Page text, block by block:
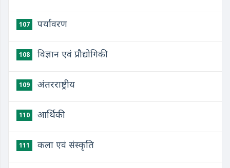
107 पर्यावरण
108 विज्ञान एवं प्रौद्योगिकी
109 अंतरराष्ट्रीय
110 आर्थिकी
111 कला एवं संस्कृति